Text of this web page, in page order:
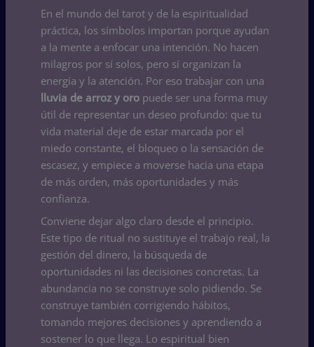
En el mundo del tarot y de la espiritualidad
práctica, los símbolos importan porque ayudan
a la mente a enfocar una intención. No hacen
milagros por sí solos, pero sí organizan la
energía y la atención. Por eso trabajar con una
lluvia de arroz y oropuede ser una forma muy
útil de representar un deseo profundo: que tu
vida material deje de estar marcada por el
miedo constante, el bloqueo o la sensación de
escasez, y empiece a moverse hacia una etapa
de más orden, más oportunidades y más
confianza.
Conviene dejar algo claro desde el principio.
Este tipo de ritual no sustituye el trabajo real, la
gestión del dinero, la búsqueda de
oportunidades ni las decisiones concretas. La
abundancia no se construye solo pidiendo. Se
construye también corrigiendo hábitos,
tomando mejores decisiones y aprendiendo a
sostener lo que llega. Lo espiritual bien